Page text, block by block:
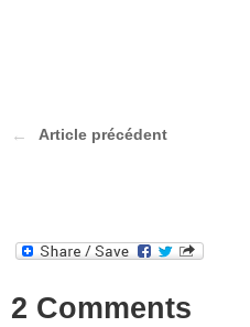
Article précédent
2 Comments